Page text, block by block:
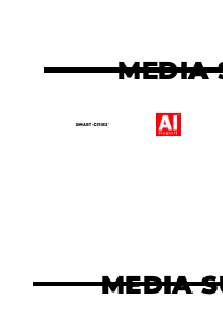
MEDIA
MEDIA